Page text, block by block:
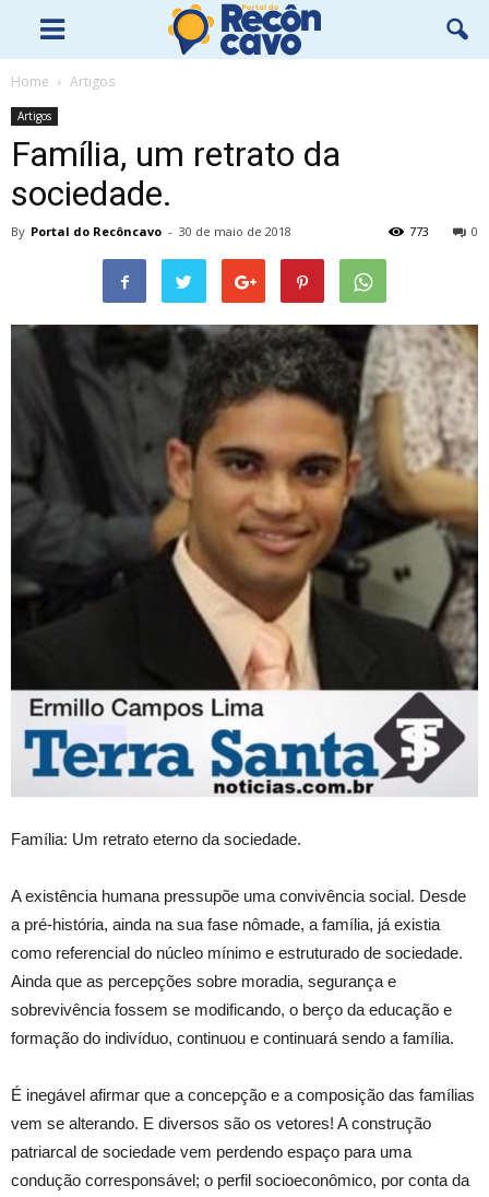
Home Artigos
Artigos
Família, um retrato da
sociedade.
By Portal do Recôncavo - 30 de maio de 2018 0
773
Família: Um retrato eterno da sociedade.
A existência humana pressupõe uma convivência social. Desde
a pré-história, ainda na sua fase nômade, a família, já existia
como referencial do núcleo mínimo e estruturado de sociedade.
Ainda que as percepções sobre moradia, segurança e
sobrevivência fossem se modificando, o berço da educação e
formação do indivíduo, continuou e continuará sendo a família.
É inegável afirmar que a concepção e a composição das famílias
vem se alterando. E diversos são os vetores! A construção
patriarcal de sociedade vem perdendo espaço para uma
condução corresponsável; o perfil socioeconômico, por conta da